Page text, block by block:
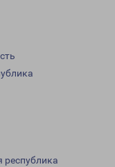
республика